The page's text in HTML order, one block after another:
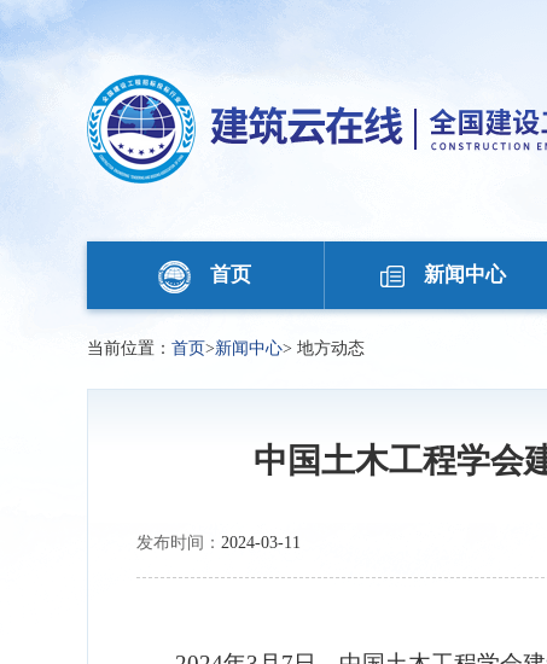
首页 新闻中心
当前位置： 首页>新闻中心> 地方动态
中国土木工程学会
发布时间： 2024-03-11